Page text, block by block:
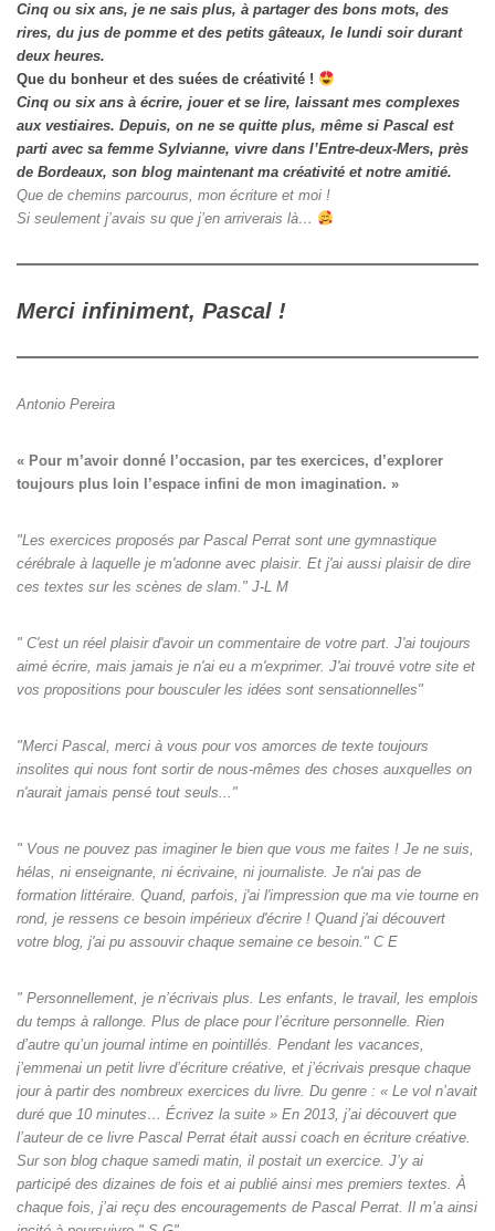
Cinq ou six ans, je ne sais plus, à partager des bons mots, des
rires, du jus de pomme et des petits gâteaux, le lundi soir durant
deux heures.
Que du bonheur et des suées de créativité !
Cinq ou six ans à écrire, jouer et se lire, laissant mes complexes
aux vestiaires. Depuis, on ne se quitte plus, même si Pascal est
parti avec sa femme Sylvianne, vivre dans l’Entre-deux-Mers, près
de Bordeaux, son blog maintenant ma créativité et notre amitié.
Que de chemins parcourus, mon écriture et moi !
Si seulement j’avais su que j’en arriverais là…
Merci infiniment, Pascal !
Antonio Pereira
« Pour m’avoir donné l’occasion, par tes exercices, d’explorer
toujours plus loin l’espace infini de mon imagination. »
"Les exercices proposés par Pascal Perrat sont une gymnastique
cérébrale à laquelle je m'adonne avec plaisir. Et j'ai aussi plaisir de dire
ces textes sur les scènes de slam." J-L M
" C'est un réel plaisir d'avoir un commentaire de votre part. J'ai toujours
aimé écrire, mais jamais je n'ai eu a m'exprimer. J'ai trouvé votre site et
vos propositions pour bousculer les idées sont sensationnelles"
"Merci Pascal, merci à vous pour vos amorces de texte toujours
insolites qui nous font sortir de nous-mêmes des choses auxquelles on
n'aurait jamais pensé tout seuls‌..."
" Vous ne pouvez pas imaginer le bien que vous me faites ! Je ne suis,
hélas, ni enseignante, ni écrivaine, ni journaliste. Je n'ai pas de
formation littéraire. Quand, parfois, j'ai l'impression que ma vie tourne en
rond, je ressens ce besoin impérieux d'écrire ! Quand j'ai découvert
votre blog, j'ai pu assouvir chaque semaine ce besoin." C E
" Personnellement, je n’écrivais plus. Les enfants, le travail, les emplois
du temps à rallonge. Plus de place pour l’écriture personnelle. Rien
d’autre qu’un journal intime en pointillés. Pendant les vacances,
j’emmenai un petit livre d’écriture créative, et j’écrivais presque chaque
jour à partir des nombreux exercices du livre. Du genre : « Le vol n’avait
duré que 10 minutes… Écrivez la suite » En 2013, j’ai découvert que
l’auteur de ce livre Pascal Perrat était aussi coach en écriture créative.
Sur son blog chaque samedi matin, il postait un exercice. J’y ai
participé des dizaines de fois et ai publié ainsi mes premiers textes. À
chaque fois, j’ai reçu des encouragements de Pascal Perrat. Il m’a ainsi